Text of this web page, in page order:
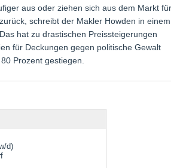
aus oder ziehen sich aus dem Markt für
schreibt der Makler Howden in einem
hat zu drastischen Preissteigerungen
für Deckungen gegen politische Gewalt
Prozent gestiegen.
d)